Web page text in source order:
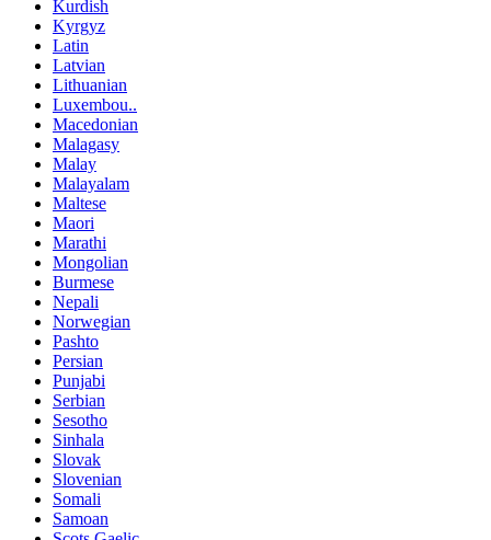
Kurdish
Kyrgyz
Latin
Latvian
Lithuanian
Luxembou..
Macedonian
Malagasy
Malay
Malayalam
Maltese
Maori
Marathi
Mongolian
Burmese
Nepali
Norwegian
Pashto
Persian
Punjabi
Serbian
Sesotho
Sinhala
Slovak
Slovenian
Somali
Samoan